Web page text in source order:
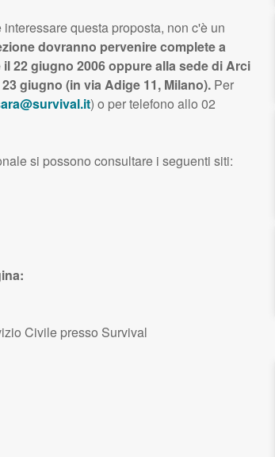
questa proposta, non c'è un
dovranno pervenire complete a
22 giugno 2006 oppure alla sede di Arci
giugno (in via Adige 11, Milano).Per
) o per telefono allo 02
si possono consultare i seguenti siti:
Civile presso Survival